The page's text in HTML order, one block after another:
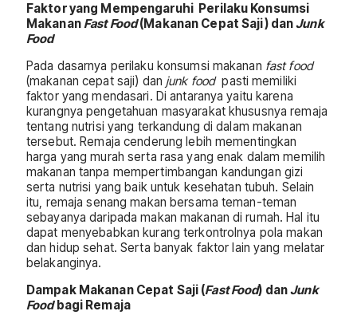
Faktor yang Mempengaruhi Perilaku Konsumsi
MakananFast Food(Makanan Cepat Saji) danJunk
Food
Pada dasarnya perilaku konsumsi makanan fast food
(makanan cepat saji) dan junk foodpasti memiliki
faktor yang mendasari. Di antaranya yaitu karena
kurangnya pengetahuan masyarakat khususnya remaja
tentang nutrisi yang terkandung di dalam makanan
tersebut. Remaja cenderung lebih mementingkan
harga yang murah serta rasa yang enak dalam memilih
makanan tanpa mempertimbangan kandungan gizi
serta nutrisi yang baik untuk kesehatan tubuh. Selain
itu, remaja senang makan bersama teman-teman
sebayanya daripada makan makanan di rumah. Hal itu
dapat menyebabkan kurang terkontrolnya pola makan
dan hidup sehat. Serta banyak faktor lain yang melatar
belakanginya.
Dampak Makanan Cepat Saji (Fast Food) danJunk
Foodbagi Remaja